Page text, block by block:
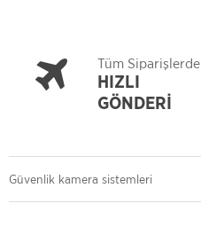
Tüm Siparişlerde
HIZLI
GÖNDERİ
Güvenlik kamera sistemleri